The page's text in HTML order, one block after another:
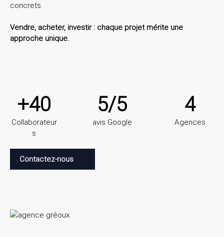
concrets.
Vendre, acheter, investir : chaque projet mérite une
approche unique.
+40
Collaborateur
s
5/5
avis Google
4
Agences
Contactez-nous